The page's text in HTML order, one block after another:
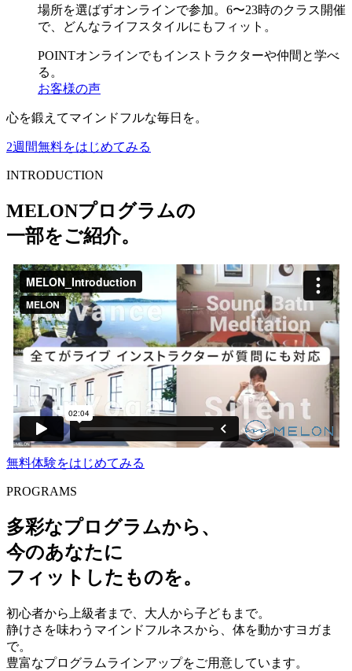
場所を選ばずオンラインで参加。6〜23時のクラス開催
で、どんなライフスタイルにもフィット。
POINTオンラインでもインストラクターや仲間と学べ
る。
お客様の声
心を鍛えてマインドフルな毎日を。
2週間無料をはじめてみる
INTRODUCTION
MELONプログラムの
一部をご紹介。
無料体験をはじめてみる
PROGRAMS
多彩なプログラムから、
今のあなたに
フィットしたものを。
初心者から上級者まで、大人から子どもまで。
静けさを味わうマインドフルネスから、体を動かすヨガま
で。
豊富なプログラムラインアップをご用意しています。